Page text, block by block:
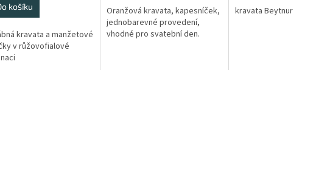
košíku
kravata a manžetové
v růžovofialové
Oranžová kravata, kapesníček,
jednobarevné provedení,
vhodné pro svatební den.
kravata Beytnur